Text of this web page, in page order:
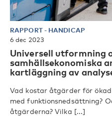
RAPPORT- HANDICAP
6 dec 2023
Universell utformning
samhällsekonomiska
kartläggning av
Vad kostar åtgärder för
med funktionsnedsättning?
åtgärderna? Vilka [...]